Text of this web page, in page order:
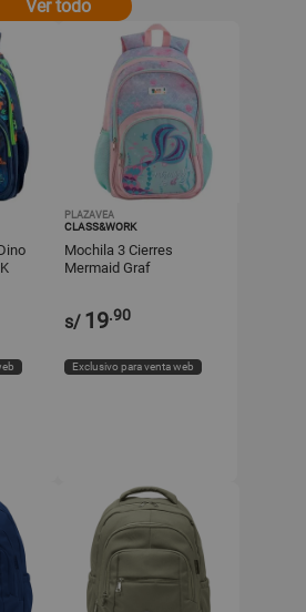
Ver todo
PLAZAVEA
CLASS&WORK
Mochila 3 Cierres
Mermaid Graf
s/ 19.90
Exclusivo para venta web